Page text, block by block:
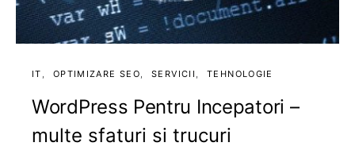
IT OPTIMIZARE SEO SERVICII TEHNOLOGIE
WordPress Pentru Incepatori –
multe sfaturi si trucuri